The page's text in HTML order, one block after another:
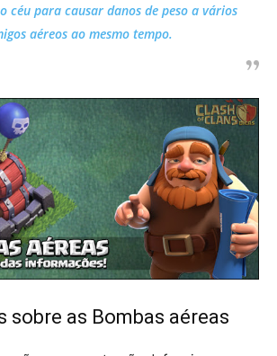
céu para causar danos de peso a vários
aéreos ao mesmo tempo.
sobre as Bombas aéreas